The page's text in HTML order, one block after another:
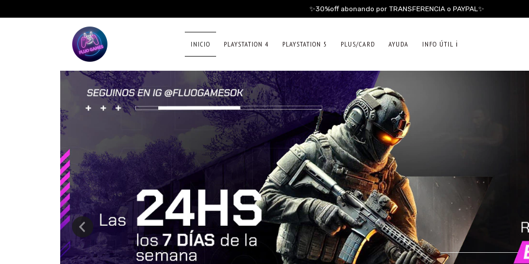
✨30%off abonando por TRANSFERENCIA o PAYPAL✨
INICIO PLAYSTATION 4 PLAYSTATION 5 PLUS/CARD AYUDA INFO ÚTIL ℹ️